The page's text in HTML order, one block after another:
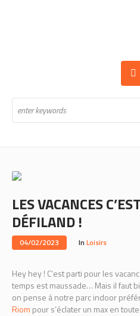
LES VACANCES
DÉFILAND !
04/02/2023 In Loisirs
Hey hey ! C’est parti pour les
temps est maussade… Mais il faut
on pense à notre parc indoor
Riom pour s’éclater un max en